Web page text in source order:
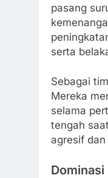
pasang
serta
Sebagai
Mereka
selama
tengah
agresif